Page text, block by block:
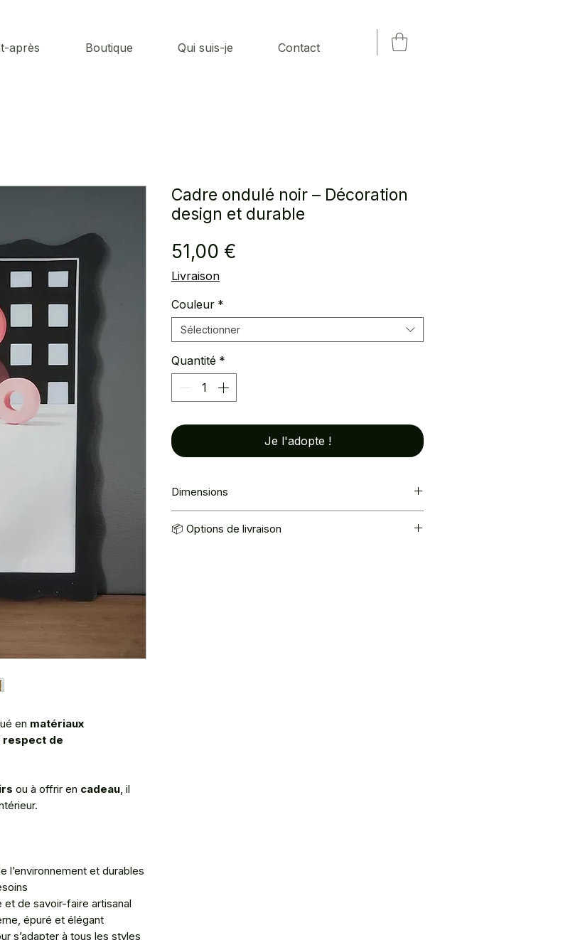
après Boutique Qui suis-je Contact
en matériaux
respect de
ou à offrir en cadeau, il
l’environnement et durables
et de savoir-faire artisanal
épuré et élégant
s’adapter à tous les styles
Cadre ondulé noir – Décoration
design et durable
51,00 €
Livraison
Couleur *
Sélectionner
Quantité *
Je l'adopte !
Dimensions
📦 Options de livraison